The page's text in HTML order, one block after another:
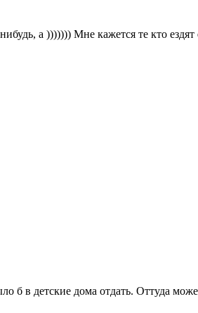
а ))))))) Мне кажется те кто
б в детские дома отдать. Оттуда